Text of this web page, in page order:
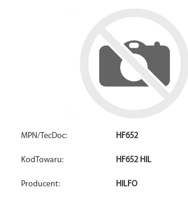
MPN/TecDoc: HF652
KodTowaru: HF652 HIL
Producent: HILFO